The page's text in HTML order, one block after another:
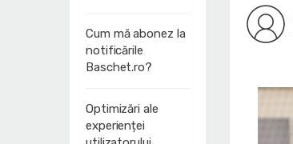
Cum mă abonez la
notificările
Baschet.ro?
Optimizări ale
experienței